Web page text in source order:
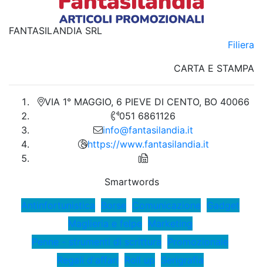
FANTASILANDIA SRL
Filiera
CARTA E STAMPA
VIA 1° MAGGIO, 6 PIEVE DI CENTO, BO 40066
051 6861126
info@fantasilandia.it
https://www.fantasilandia.it
Smartwords
Antinfortunistica Borse Comunicazione Gadget
Maglieria e felpe Marketing
Penne - strumenti di scrittura Promozionale
Regali d'affari Roll up Serigrafia